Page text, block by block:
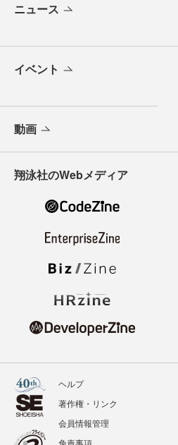
ニュース
イベント
動画
翔泳社のWebメディア
ヘルプ
著作権・リンク
会員情報管理